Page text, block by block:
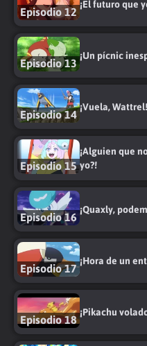
Episodio 12
¡El futuro que
Episodio 13
¡Un pícnic
Episodio 14
¡Vuela, Wattrel!
Episodio 15
¡Alguien que
yo?!
Episodio 16
¡Quaxly,
Episodio 17
¡Hora de un
Episodio 18
¡Pikachu